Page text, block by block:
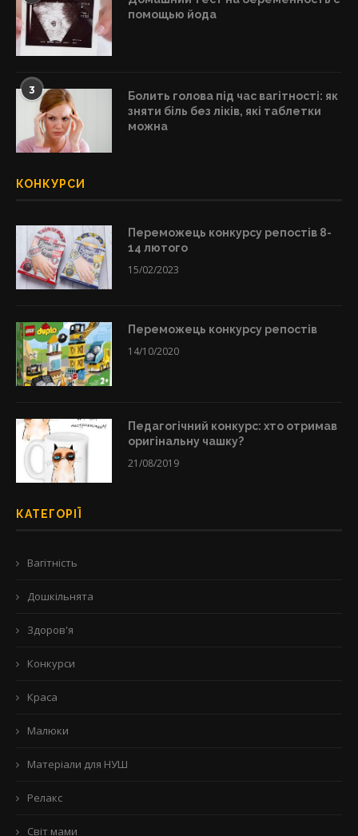
помощью йода
3
Болить голова під час вагітності: як
зняти біль без ліків, які таблетки
можна
КОНКУРСИ
Переможець конкурсу репостів 8-
14 лютого
15/02/2023
Переможець конкурсу репостів
14/10/2020
Педагогічний конкурс: хто отримав
оригінальну чашку?
21/08/2019
КАТЕГОРІЇ
Вагітність
Дошкільнята
Здоров'я
Конкурси
Краса
Малюки
Матеріали для НУШ
Релакс
Світ мами